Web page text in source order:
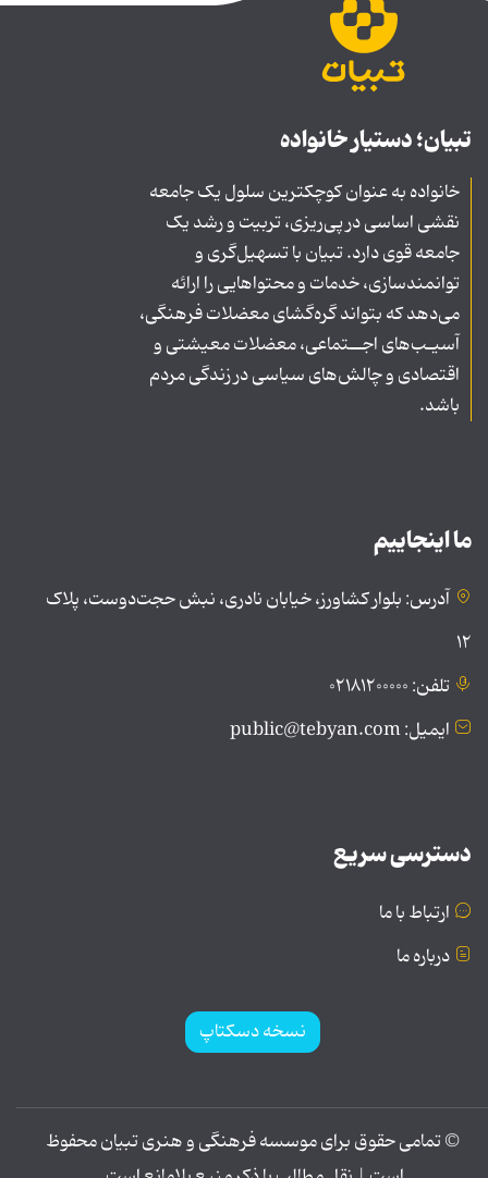
تبیان؛ دستیار خانواده
خانواده به عنوان کوچکترین سلول یک جامعه
نقشی اساسی در پی‌ریزی، تربیت و رشد یک
جامعه قوی دارد. تبیان با تسهیل‌گری و
توانمندسازی، خدمات و محتواهایی را ارائه
می‌دهد که بتواند گره‌گشای معضلات فرهنگی،
آسیـب‌های اجــتماعی، معضلات معیشتی و
اقتصادی و چالش‌های سیاسی در زندگی مردم
باشد.
ما اینجاییم
آدرس: بلوار کشاورز، خیابان نادری، نبش حجت‌دوست، پلاک
۱۲
تلفن: ۰۲۱۸۱۲۰۰۰۰۰
ایمیل: public@tebyan.com
دسترسی سریع
ارتباط با ما
درباره ما
نسخه دسکتاپ
© تمامی حقوق برای موسسه فرهنگی و هنری تبیان محفوظ